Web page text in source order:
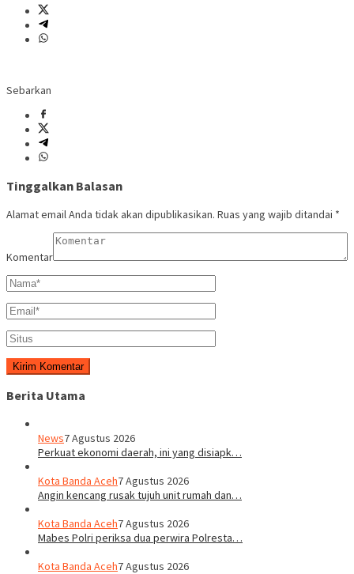
Sebarkan
Tinggalkan Balasan
Alamat email Anda tidak akan dipublikasikan. Ruas yang wajib ditandai *
Komentar
Berita Utama
News7 Agustus 2026
Perkuat ekonomi daerah, ini yang disiapk…
Kota Banda Aceh7 Agustus 2026
Angin kencang rusak tujuh unit rumah dan…
Kota Banda Aceh7 Agustus 2026
Mabes Polri periksa dua perwira Polresta…
Kota Banda Aceh7 Agustus 2026